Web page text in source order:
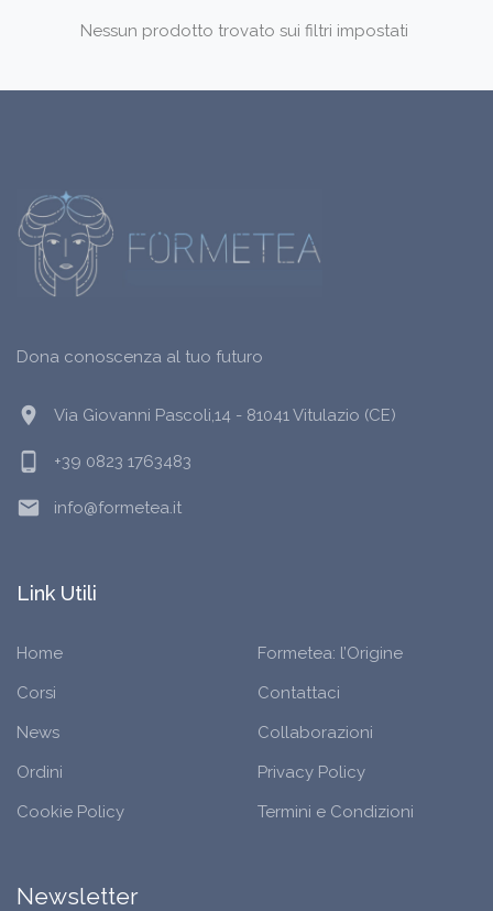
Nessun prodotto trovato sui filtri impostati
Dona conoscenza al tuo futuro
location_on Via Giovanni Pascoli,14 - 81041 Vitulazio (CE)
phone_android +39 0823 1763483
email info@formetea.it
Link Utili
Home
Formetea: l’Origine
Corsi
Contattaci
News
Collaborazioni
Ordini
Privacy Policy
Cookie Policy
Termini e Condizioni
Newsletter